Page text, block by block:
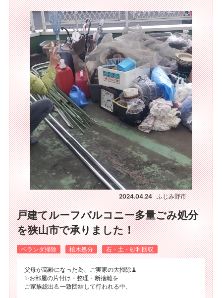
2024.04.24 ふじみ野市
戸建てルーフバルコニー多量ごみ処分
を狭山市で承りました！
ベランダ掃除 植木処分 石・土・砂利回収
父母が高齢になった為、ご実家の大掃除🧹
✨お部屋の片付け・整理・断捨離を
ご家族総出💪一致団結して行われる中、